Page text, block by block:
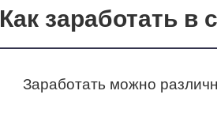
Как заработать в
Заработать можно